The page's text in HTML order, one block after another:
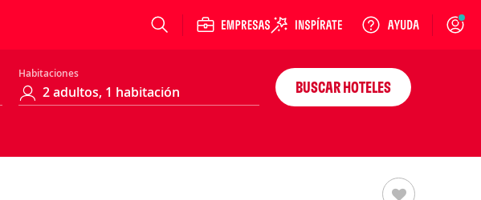
Login
Habitaciones
BUSCAR HOTELES